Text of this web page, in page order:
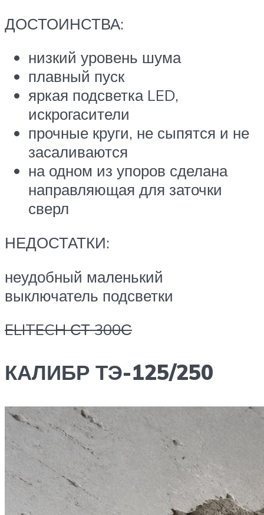
ДОСТОИНСТВА:
низкий уровень шума
плавный пуск
яркая подсветка LED,
искрогасители
прочные круги, не сыпятся и не
засаливаются
на одном из упоров сделана
направляющая для заточки
сверл
НЕДОСТАТКИ:
неудобный маленький
выключатель подсветки
ELITECH СТ 300С
КАЛИБР ТЭ-125/250